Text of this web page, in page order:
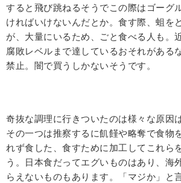
すると飛び跳ねるそうでこの際はゴーグ
ければいけないんだとか。食す際、蛆を
が、大量にいるため、ごと食べる人も。
腐敗レベルまで達しているおそれがある
禁止。闇で買うしかないそうです。
奇抜な調理に行きついたのは様々な原因
その一つは推察するに飢饉や略奪で食物
れず食した、食すために加工してこれら
う。日本食だってエグいものはあり、海
らえないものもあります。「マジか」と